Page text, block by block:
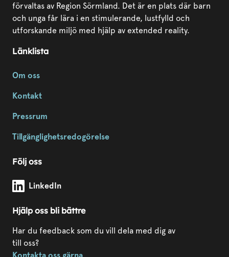
förvaltas av Region Sörmland. Det är en plats där barn
och unga får lära i en stimulerande, lustfylld och
utforskande miljö med hjälp av extended reality.
Länklista
Om oss
Kontakt
Pressrum
Tillgänglighetsredogörelse
Följ oss
Modda Sörmland på
LinkedIn
Hjälp oss bli bättre
Har du feedback som du vill dela med dig av
till oss?